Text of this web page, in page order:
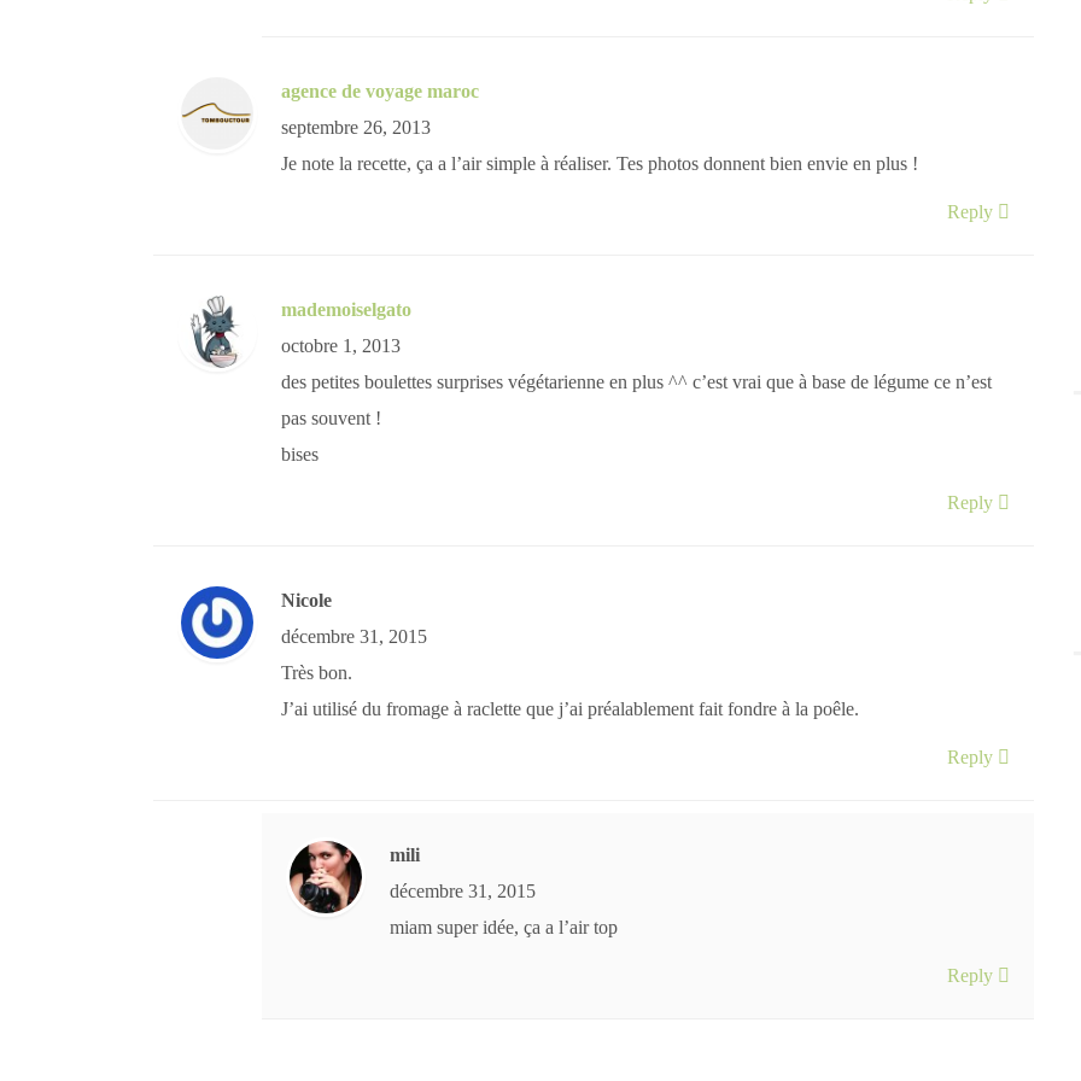
agence de voyage maroc
septembre 26, 2013
Je note la recette, ça a l’air simple à réaliser. Tes photos donnent bien envie en plus !
Reply
mademoiselgato
octobre 1, 2013
des petites boulettes surprises végétarienne en plus ^^ c’est vrai que à base de légume ce n’est
pas souvent !
bises
Reply
Nicole
décembre 31, 2015
Très bon.
J’ai utilisé du fromage à raclette que j’ai préalablement fait fondre à la poêle.
Reply
mili
décembre 31, 2015
miam super idée, ça a l’air top
Reply